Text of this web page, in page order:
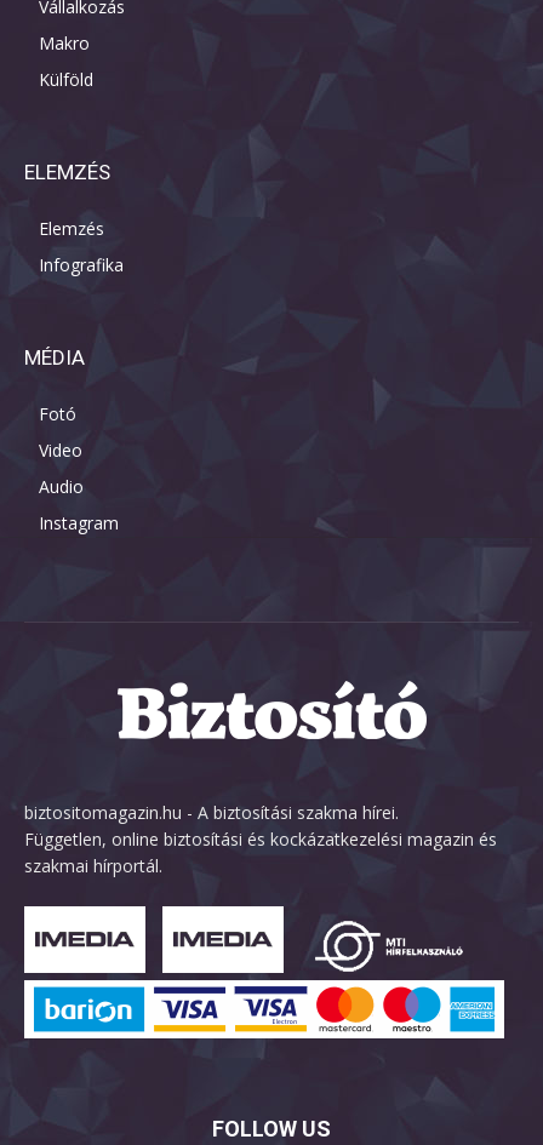
Vállalkozás
Makro
Külföld
ELEMZÉS
Elemzés
Infografika
MÉDIA
Fotó
Video
Audio
Instagram
biztositomagazin.hu - A biztosítási szakma hírei.
Független, online biztosítási és kockázatkezelési magazin és
szakmai hírportál.
FOLLOW US